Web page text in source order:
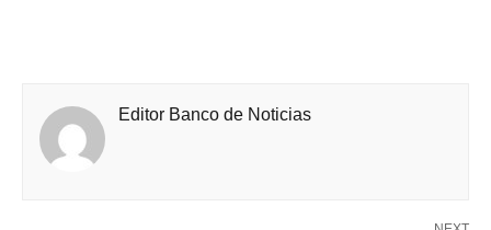
Editor Banco de Noticias